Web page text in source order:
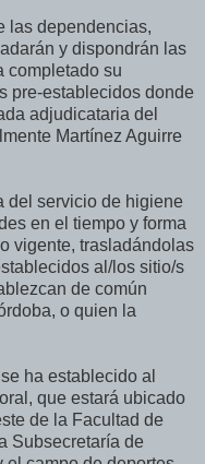
las dependencias,
y dispondrán las
completado su
pre-establecidos donde
adjudicataria del
Martínez Aguirre
del servicio de higiene
en el tiempo y forma
vigente, trasladándolas
al/los sitio/s
de común
o quien la
ha establecido al
que estará ubicado
de la Facultad de
Subsecretaría de